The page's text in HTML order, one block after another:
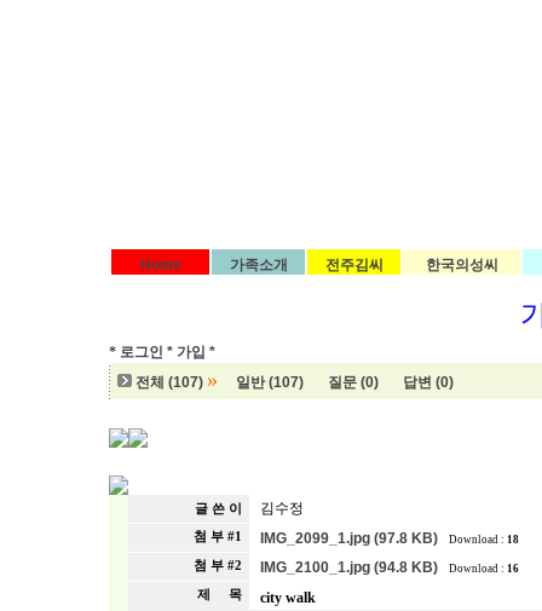
Home 가족소개 전주김씨 한국의성씨
* 로그인 * 가입 *
전체 (107) » 일반 (107) 질문 (0) 답변 (0)
글 쓴 이 김수정
첨 부 #1 IMG_2099_1.jpg (97.8 KB) Download : 18
첨 부 #2 IMG_2100_1.jpg (94.8 KB) Download : 16
제 목 city walk